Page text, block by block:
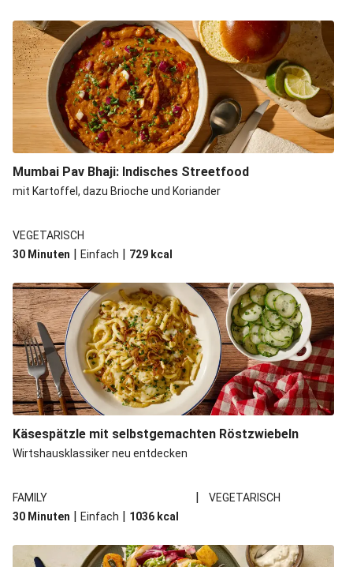
Mumbai Pav Bhaji: Indisches Streetfood
mit Kartoffel, dazu Brioche und Koriander
VEGETARISCH
30 Minuten | Einfach | 729 kcal
Käsespätzle mit selbstgemachten Röstzwiebeln
Wirtshausklassiker neu entdecken
FAMILY |
VEGETARISCH
30 Minuten | Einfach | 1036 kcal